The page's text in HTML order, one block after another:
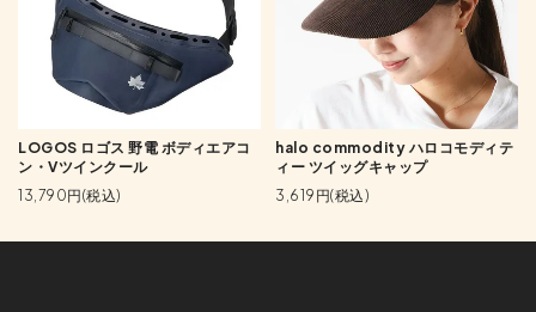
LOGOS ロゴス 野電 ボディエアコ
ン・Vツインクール
13,790円(税込)
halo commodity ハロコモディテ
ィー ツイッグキャップ
3,619円(税込)